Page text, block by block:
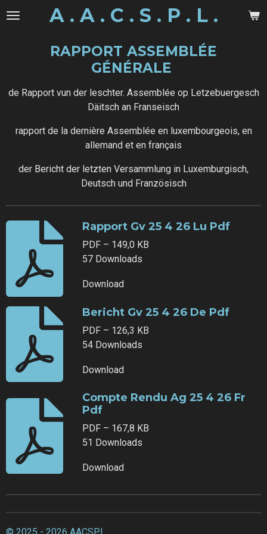
Zum
A . A . C . S . P . L .
RAPPORT ASSEMBLÉE
GÉNÉRALE
de Rapport vun der leschter. Assemblée op Letzebuergesch
Däitsch an Franseisch
rapport de la dernière Assemblée en luxembourgeois, en
allemand et en français
der Bericht der letzten Versammlung in Luxemburgisch,
Deutsch und Französisch
Rapport Gv 25 4 26 Lu Pdf
PDF – 149,0 KB
57 Downloads
Download
Bericht Gv 25 4 26 De Pdf
PDF – 126,3 KB
54 Downloads
Download
Compte Rendu Ag 25 4 26 Fr
Pdf
PDF – 167,8 KB
51 Downloads
Download